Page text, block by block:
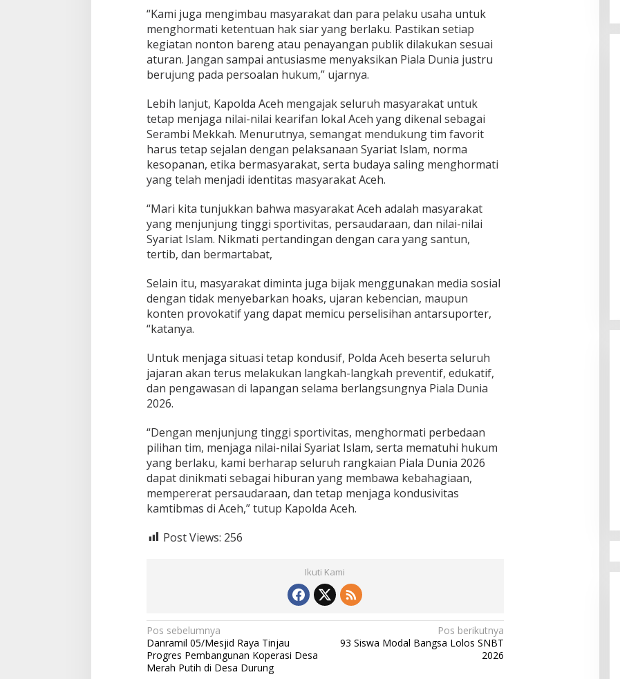
“Kami juga mengimbau masyarakat dan para pelaku usaha untuk
menghormati ketentuan hak siar yang berlaku. Pastikan setiap
kegiatan nonton bareng atau penayangan publik dilakukan sesuai
aturan. Jangan sampai antusiasme menyaksikan Piala Dunia justru
berujung pada persoalan hukum,” ujarnya.
Lebih lanjut, Kapolda Aceh mengajak seluruh masyarakat untuk
tetap menjaga nilai-nilai kearifan lokal Aceh yang dikenal sebagai
Serambi Mekkah. Menurutnya, semangat mendukung tim favorit
harus tetap sejalan dengan pelaksanaan Syariat Islam, norma
kesopanan, etika bermasyarakat, serta budaya saling menghormati
yang telah menjadi identitas masyarakat Aceh.
“Mari kita tunjukkan bahwa masyarakat Aceh adalah masyarakat
yang menjunjung tinggi sportivitas, persaudaraan, dan nilai-nilai
Syariat Islam. Nikmati pertandingan dengan cara yang santun,
tertib, dan bermartabat,
Selain itu, masyarakat diminta juga bijak menggunakan media sosial
dengan tidak menyebarkan hoaks, ujaran kebencian, maupun
konten provokatif yang dapat memicu perselisihan antarsuporter,
“katanya.
Untuk menjaga situasi tetap kondusif, Polda Aceh beserta seluruh
jajaran akan terus melakukan langkah-langkah preventif, edukatif,
dan pengawasan di lapangan selama berlangsungnya Piala Dunia
2026.
“Dengan menjunjung tinggi sportivitas, menghormati perbedaan
pilihan tim, menjaga nilai-nilai Syariat Islam, serta mematuhi hukum
yang berlaku, kami berharap seluruh rangkaian Piala Dunia 2026
dapat dinikmati sebagai hiburan yang membawa kebahagiaan,
mempererat persaudaraan, dan tetap menjaga kondusivitas
kamtibmas di Aceh,” tutup Kapolda Aceh.
Post Views: 256
Ikuti Kami
N
a
v
Pos sebelumnya
Danramil 05/Mesjid Raya Tinjau
Progres Pembangunan Koperasi Desa
Merah Putih di Desa Durung
Pos berikutnya
93 Siswa Modal Bangsa Lolos SNBT
2026